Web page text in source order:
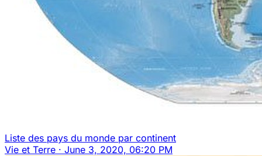
Liste des pays du monde par continent
Vie et Terre · June 3, 2020, 06:20 PM